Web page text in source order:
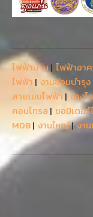
ไฟฟ้าบ้าน| ไฟฟ้าอา
ไฟฟ้า | งานซ่อมบำรุง
สายเมนไฟฟ้า|ช่างไ
คอนโทรล | ขอมิเตอ
MDB| งานใหญ่|งา